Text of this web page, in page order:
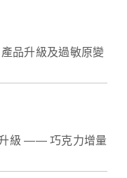
品升級及過敏原變
升級 —— 巧克力增量